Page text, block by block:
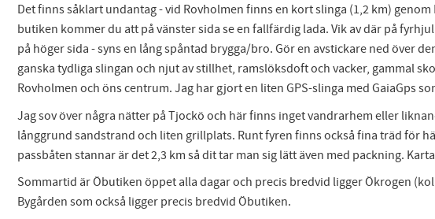
Det finns såklart undantag - vid Rovholmen finns en kort slinga (1,2 km)
butiken kommer du att på vänster sida se en fallfärdig lada. Vik av där på
på höger sida - syns en lång spåntad brygga/bro. Gör en avstickare ned över
ganska tydliga slingan och njut av stillhet, ramslöksdoft och vacker, gammal
Rovholmen och öns centrum. Jag har gjort en liten GPS-slinga med GaiaGps
Jag sov över några nätter på Tjockö och här finns inget vandrarhem eller
långgrund sandstrand och liten grillplats. Runt fyren finns också fina träd för
passbåten stannar är det 2,3 km så dit tar man sig lätt även med packning.
Sommartid är Öbutiken öppet alla dagar och precis bredvid ligger Ökrogen
Bygården som också ligger precis bredvid Öbutiken.